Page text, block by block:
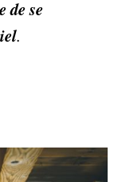
de se
.